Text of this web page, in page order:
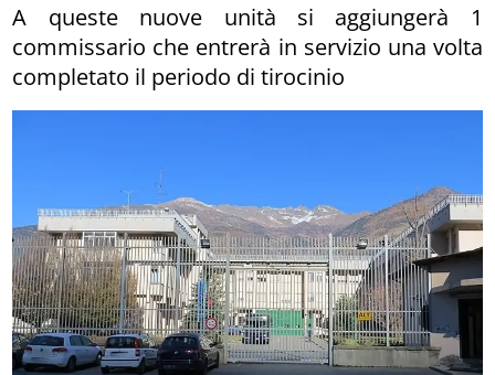
A queste nuove unità si aggiungerà 1
commissario che entrerà in servizio una volta
completato il periodo di tirocinio